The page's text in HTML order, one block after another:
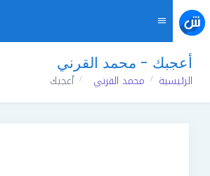
أعجبك - محمد القرني
الرئيسية محمد القرني أعجبك